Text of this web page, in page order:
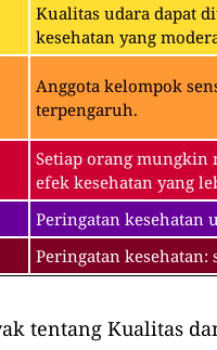
Kualitas udara dapat
kesehatan yang
Anggota kelompok
terpengaruh.
Setiap orang mungkin
efek kesehatan yang
Peringatan
Peringatan
tentang Kualitas